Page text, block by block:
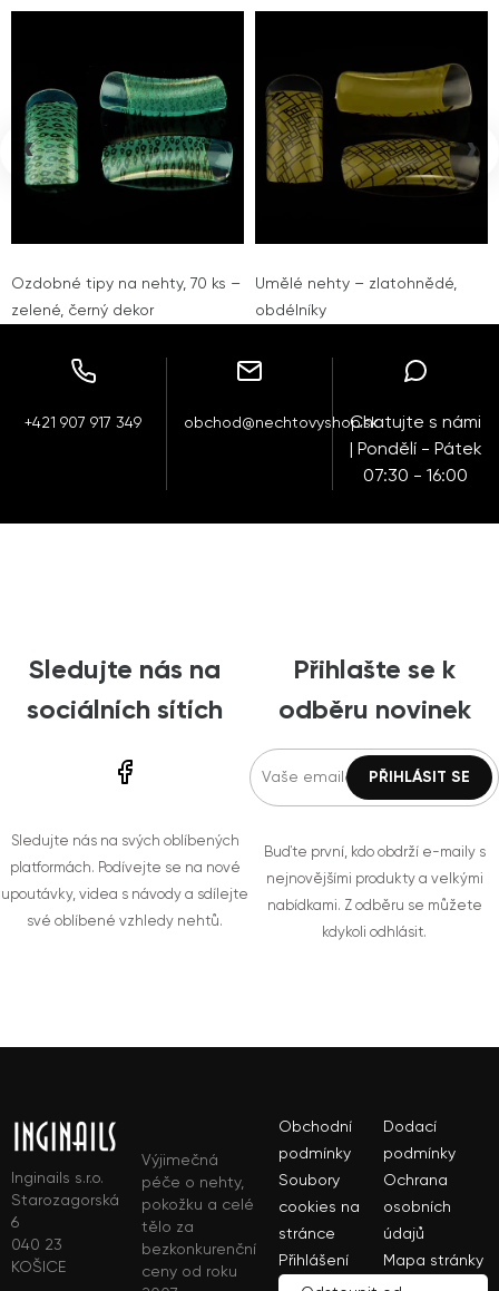
Ozdobné tipy na nehty, 70 ks –
zelené, černý dekor
Umělé nehty – zlatohnědé,
obdélníky
‹ ›
+421 907 917 349 obchod@nechtovyshop.skChatujte s námi
| Pondělí - Pátek
07:30 - 16:00
Sledujte nás na
sociálních sítích
Sledujte nás na svých oblíbených
platformách. Podívejte se na nové
upoutávky, videa s návody a sdílejte
své oblíbené vzhledy nehtů.
Přihlašte se k
odběru novinek
Buďte první, kdo obdrží e-maily s
nejnovějšími produkty a velkými
nabídkami. Z odběru se můžete
kdykoli odhlásit.
Inginails s.r.o.
Starozagorská
6
040 23
KOŠICE
Výjimečná
péče o nehty,
pokožku a celé
tělo za
bezkonkurenční
ceny od roku
Obchodní
podmínky
Dodací
podmínky
Soubory
cookies na
stránce
Ochrana
osobních
údajů
Přihlášení
Mapa stránky